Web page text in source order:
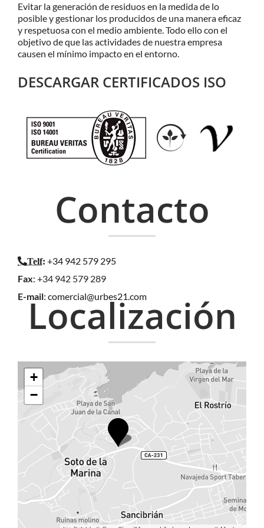
Evitar la generación de residuos en la medida de lo
posible y gestionar los producidos de una manera eficaz
y respetuosa con el medio ambiente. Todo ello con el
objetivo de que las actividades de nuestra empresa
causen el mínimo impacto en el entorno.
DESCARGAR CERTIFICADOS ISO
Localización
+
−
Contacto
Telf: +34 942 579 295
Fax: +34 942 579 289
E-mail: comercial@urbes21.com